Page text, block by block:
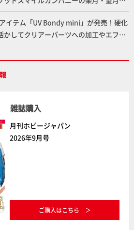
本工場長へのインタビューと『PLAMAX
』の続報も！
イテム「UV Bondy mini」が発売！硬化
かしてクリアーパーツへの加工やエフェ
雑誌購入
月刊ホビージャパン
2026年9月号
ご購入はこちら